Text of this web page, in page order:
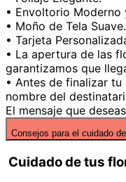
• Envoltorio Moderno
• Moño de Tela Suave.
• Tarjeta
• La apertura de las
garantizamos que
• Antes de finalizar
nombre del
El mensaje que
Consejos para el cuidado
Cuidado de tus